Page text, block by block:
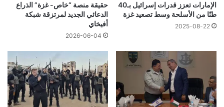
الإمارات تعزز قدرات إسرائيل بـ40
طنًا من الأسلحة وسط تصعيد غزة
2025-08-22
حقيقة منصة “خاص- غزة” الذراع
الدعائي الجديد لمرتزقة شبكة
أفيخاي
2026-06-04